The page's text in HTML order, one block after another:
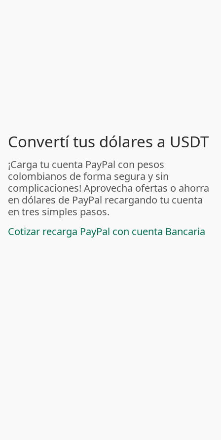
Convertí tus dólares a USDT
¡Carga tu cuenta PayPal con pesos
colombianos de forma segura y sin
complicaciones! Aprovecha ofertas o ahorra
en dólares de PayPal recargando tu cuenta
en tres simples pasos.
Cotizar recarga PayPal con cuenta Bancaria